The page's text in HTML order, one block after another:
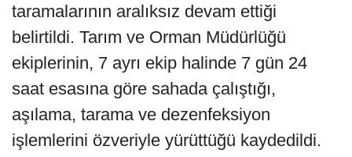
taramalarının aralıksız devam ettiği
belirtildi. Tarım ve Orman Müdürlüğü
ekiplerinin, 7 ayrı ekip halinde 7 gün 24
saat esasına göre sahada çalıştığı,
aşılama, tarama ve dezenfeksiyon
işlemlerini özveriyle yürüttüğü kaydedildi.